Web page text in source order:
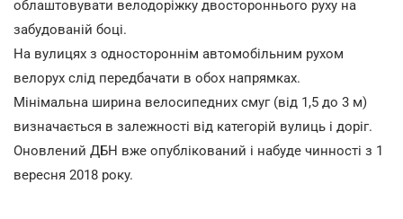
облаштовувати велодоріжку двостороннього руху на
забудованій боці.
На вулицях з одностороннім автомобільним рухом
велорух слід передбачати в обох напрямках.
Мінімальна ширина велосипедних смуг (від 1,5 до 3 м)
визначається в залежності від категорій вулиць і доріг.
Оновлений ДБН вже опублікований і набуде чинності з 1
вересня 2018 року.